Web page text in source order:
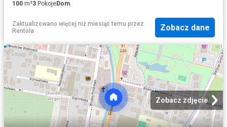
100 m²3 PokojeDom
Zaktualizowano więcej niż miesiąc temu przez
Rentola
Zobacz dane
Zobacz zdjęcie